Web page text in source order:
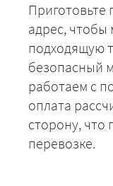
Приготовьте
адрес,
подходящую
безопасный
работаем с
оплата
сторону, что
перевозке.